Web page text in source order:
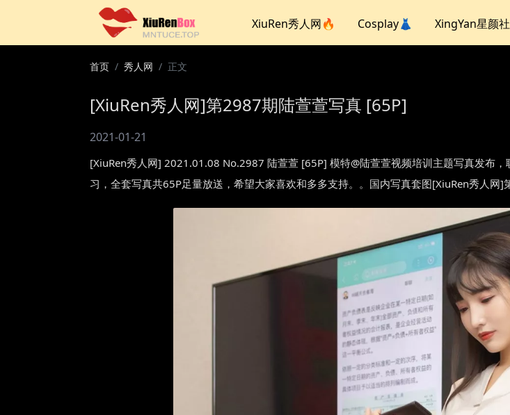
XiuRen秀人网🔥 Cosplay👗 XingYan星颜
首页 秀人网 正文
[XiuRen秀人网]第2987期陆萱萱写真 [65P]
2021-01-21
[XiuRen秀人网] 2021.01.08 No.2987 陆萱萱 [65P] 模特@陆萱萱视频培训主题写真发布
习，全套写真共65P足量放送，希望大家喜欢和多多支持。。国内写真套图[XiuRen秀人网]